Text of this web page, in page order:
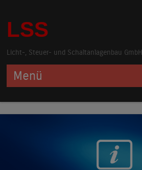
LSS
Licht-, Steuer- und Schaltanlagenbau GmbH
Menü